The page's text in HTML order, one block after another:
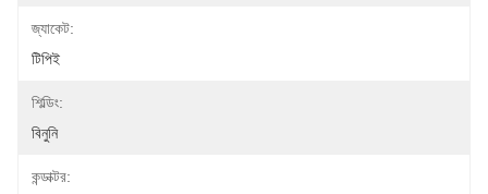
জ্যাকেট:
টিপিই
শিল্ডিং:
বিনুনি
কন্ডাক্টর: